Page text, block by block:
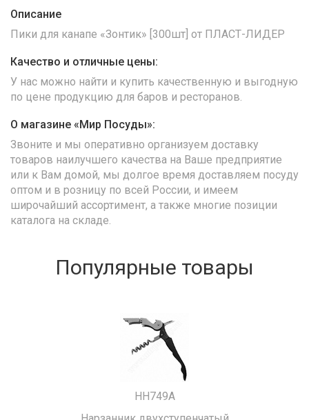
Описание
Пики для канапе «Зонтик» [300шт] от ПЛАСТ-ЛИДЕР
Качество и отличные цены:
У нас можно найти и купить качественную и выгодную
по цене продукцию для баров и ресторанов.
О магазине «Мир Посуды»:
Звоните и мы оперативно организуем доставку
товаров наилучшего качества на Ваше предприятие
или к Вам домой, мы долгое время доставляем посуду
оптом и в розницу по всей России, и имеем
широчайший ассортимент, а также многие позиции
каталога на складе.
Популярные товары
HH749A